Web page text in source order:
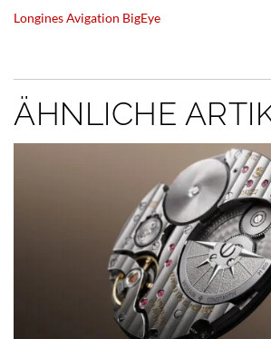
Longines Avigation BigEye
ÄHNLICHE